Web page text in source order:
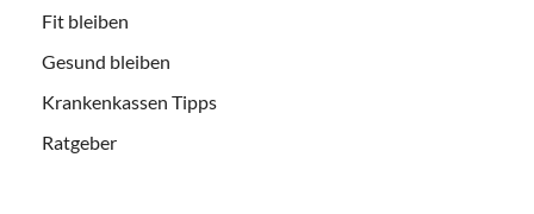
Fit bleiben
Gesund bleiben
Krankenkassen Tipps
Ratgeber